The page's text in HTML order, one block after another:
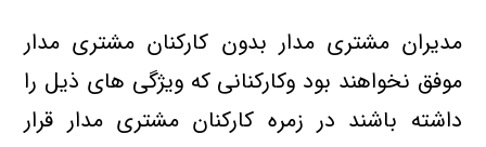
مدیران مشتری مدار بدون کارکنان مشتری مدار
موفق نخواهند بود وکارکنانی که ویژگی های ذیل را
داشته باشند در زمره کارکنان مشتری مدار قرار